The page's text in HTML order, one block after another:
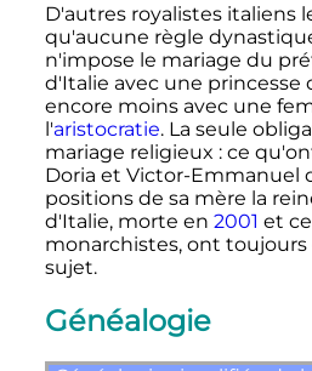
D'autres royalistes italiens
qu'aucune règle
n'impose le mariage du
d'Italie avec une princesse
encore moins avec une
l'aristocratie.La seule
mariage religieux : ce
Doria et Victor-Emmanuel
positions de sa mère la
d'Italie, morte en 2001 et
monarchistes, ont
sujet.
Généalogie